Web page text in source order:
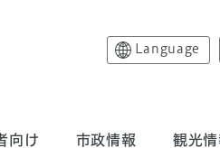
Language
向け 市政情報 観光情